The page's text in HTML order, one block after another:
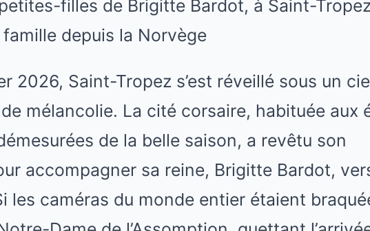
2026, Saint-Tropez s’est réveillé sous un
mélancolie. La cité corsaire, habituée aux
de la belle saison, a revêtu son
accompagner sa reine, Brigitte Bardot,
les caméras du monde entier étaient